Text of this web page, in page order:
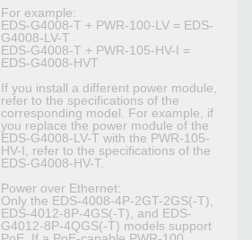
For example:
EDS-G4008-T + PWR-100-LV = EDS-
G4008-LV-T
EDS-G4008-T + PWR-105-HV-I =
EDS-G4008-HVT
If you install a different power module,
refer to the specifications of the
corresponding model. For example, if
you replace the power module of the
EDS-G4008-LV-T with the PWR-105-
HV-I, refer to the specifications of the
EDS-G4008-HV-T.
Power over Ethernet:
Only the EDS-4008-4P-2GT-2GS(-T),
EDS-4012-8P-4GS(-T), and EDS-
G4012-8P-4QGS(-T) models support